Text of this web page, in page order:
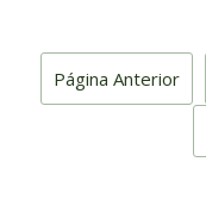
Página Anterior